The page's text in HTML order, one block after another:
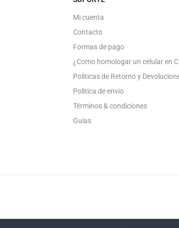
Mi cuenta
Contacto
Formas de pago
¿Como homologar un celular en
Politicas de Retorno y
Politica de envio
Términos & condiciones
Guías